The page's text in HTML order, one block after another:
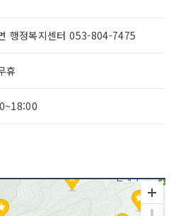
행정복지센터 053-804-7475
휴